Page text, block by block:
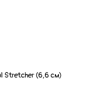
Stretcher (6,6 см)